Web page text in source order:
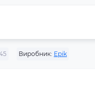
Виробник: Epik